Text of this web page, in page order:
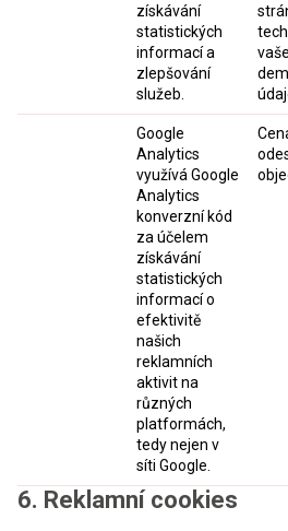
získávání
statistických
informací a
zlepšování
služeb.
Google
Analytics
využívá Google
Analytics
konverzní kód
za účelem
získávání
statistických
informací o
efektivitě
našich
reklamních
aktivit na
různých
platformách,
tedy nejen v
síti Google.
6. Reklamní cookies